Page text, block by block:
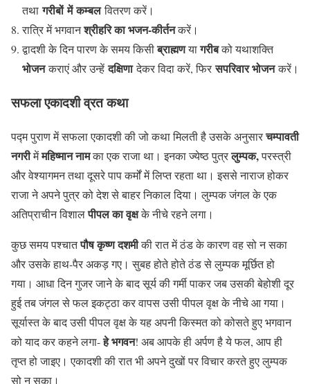
तथागरीबों में कम्बलवितरण करें।
रात्रि में भगवानश्रीहरि का भजन-कीर्तनकरें।
द्वादशी के दिन पारण के समय किसीब्राह्मणयागरीबको यथाशक्ति
भोजनकराएं और उन्हेंदक्षिणादेकर विदा करें, फिरसपरिवार भोजनकरें।
सफलाएकादशीव्रतकथा
पद्म पुराण में सफला एकादशी की जो कथा मिलती है उसके अनुसारचम्पावती
नगरीमेंमहिष्मान नामका एक राजा था। इनका ज्येष्ठ पुत्रलुम्पक,परस्त्री
और वेश्यागमन तथा दूसरे पाप कर्मों में लिप्त रहता था। इससे नाराज होकर
राजा ने अपने पुत्र को देश से बाहर निकाल दिया। लुम्पक जंगल के एक
अतिप्राचीन विशालपीपल का वृक्षके नीचे रहने लगा।
कुछ समय पश्चातपौष कृष्ण दशमीकी रात में ठंड के कारण वह सो न सका
और उसके हाथ-पैर अकड़ गए। सुबह होते होते ठंड से लुम्पक मूर्छित हो
गया। आधा दिन गुजर जाने के बाद सूर्य की गर्मी पाकर जब उसकी बेहोशी दूर
हुई तब जंगल से फल इकट्ठा कर वापस उसी पीपल वृक्ष के नीचे आ गया।
सूर्यास्त के बाद उसी पीपल वृक्ष के यह अपनी किस्मत को कोसते हुए भगवान
को याद कर कहने लगा-हे भगवन! अब आपके ही अर्पण है ये फल, आप ही
तृप्त हो जाइए। एकादशी की रात भी अपने दुखों पर विचार करते हुए लुम्पक
सो न सका।